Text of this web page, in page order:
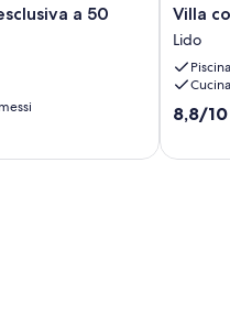
a 50
Villa
con
piscina
a
100
metri
Villa
Lido
Piscina
Cucina
8.8
8,8/10